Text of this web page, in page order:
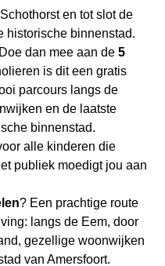
en tot slot de
historische binnenstad.
dan mee aan de 5
is dit een gratis
parcours langs de
en de laatste
binnenstad.
alle kinderen die
publiek moedigt jou aan
? Een prachtige route
langs de Eem, door
gezellige woonwijken
van Amersfoort.